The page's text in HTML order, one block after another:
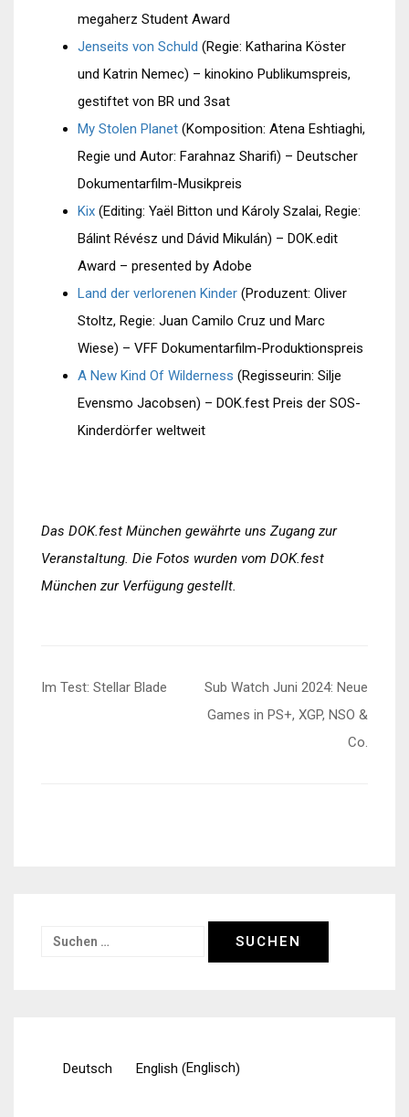
megaherz Student Award
Jenseits von Schuld (Regie: Katharina Köster
und Katrin Nemec) – kinokino Publikumspreis,
gestiftet von BR und 3sat
My Stolen Planet (Komposition: Atena Eshtiaghi,
Regie und Autor: Farahnaz Sharifi) – Deutscher
Dokumentarfilm-Musikpreis
Kix (Editing: Yaël Bitton und Károly Szalai, Regie:
Bálint Révész und Dávid Mikulán) – DOK.edit
Award – presented by Adobe
Land der verlorenen Kinder (Produzent: Oliver
Stoltz, Regie: Juan Camilo Cruz und Marc
Wiese) – VFF Dokumentarfilm-Produktionspreis
A New Kind Of Wilderness (Regisseurin: Silje
Evensmo Jacobsen) – DOK.fest Preis der SOS-
Kinderdörfer weltweit
Das DOK.fest München gewährte uns Zugang zur
Veranstaltung. Die Fotos wurden vom DOK.fest
München zur Verfügung gestellt.
Beitragsnavigation
Im Test: Stellar Blade
Sub Watch Juni 2024: Neue
Games in PS+, XGP, NSO &
Co.
Suchen
Deutsch English (Englisch)